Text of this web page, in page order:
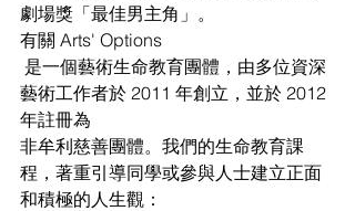
劇場獎「最佳男主角」。
有關 Arts' Options
藝術工作者於 2011 年創立，並於 2012
年註冊為
非牟利慈善團體。我們的生命教育課
程，著重引導同學或參與人士建立正面
和積極的人生觀：